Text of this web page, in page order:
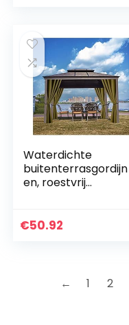
Waterdichte
buitenterrasgordijn
en, roestvrij
Veranda Decor
€50.92
← 1 2